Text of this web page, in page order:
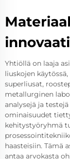
Yhtiöllä on laaja
liuskojen
superliusat,
metallurginen
analysejä ja
ominaisuudet
kehitystyöryhmä
haasteisiin. Tämä
antaa arvokasta